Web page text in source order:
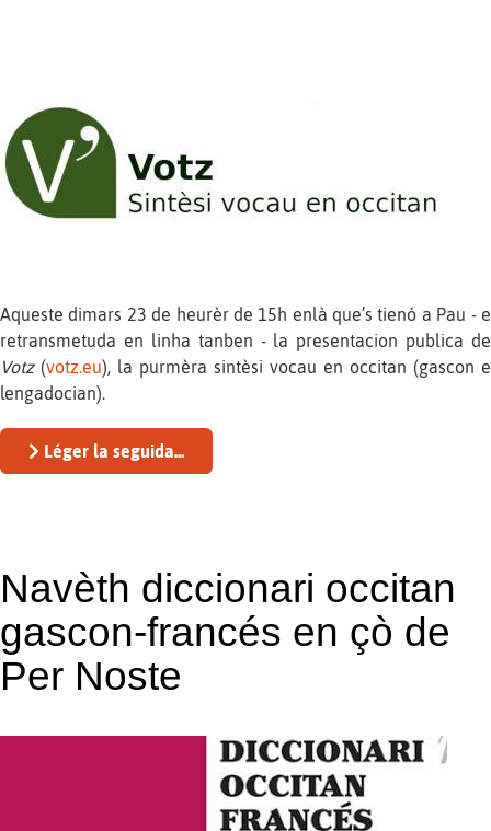
Aqueste dimars 23 de heurèr de 15h enlà que’s tienó a Pau - e
retransmetuda en linha tanben - la presentacion publica de
Votz(votz.eu), la purmèra sintèsi vocau en occitan (gascon e
lengadocian).
Léger la seguida...
Navèth diccionari occitan
gascon-francés en çò de
Per Noste